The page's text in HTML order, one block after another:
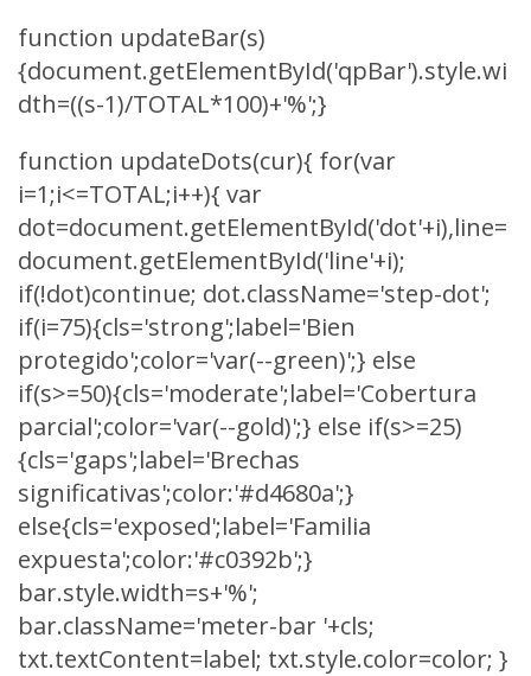
function updateBar(s)
{document.getElementById('qpBar').style.wi
dth=((s-1)/TOTAL*100)+'%';}
function updateDots(cur){ for(var
i=1;i<=TOTAL;i++){ var
dot=document.getElementById('dot'+i),line=
document.getElementById('line'+i);
if(!dot)continue; dot.className='step-dot';
if(i=75){cls='strong';label='Bien
protegido';color='var(--green)';} else
if(s>=50){cls='moderate';label='Cobertura
parcial';color='var(--gold)';} else if(s>=25)
{cls='gaps';label='Brechas
significativas';color:'#d4680a';}
else{cls='exposed';label='Familia
expuesta';color:'#c0392b';}
bar.style.width=s+'%';
bar.className='meter-bar '+cls;
txt.textContent=label; txt.style.color=color; }